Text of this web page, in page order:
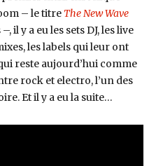
– le titre The New Wave
il y a eu les sets DJ, les live
les labels qui leur ont
reste aujourd’hui comme
rock et electro, l’un des
Et il y a eu la suite…